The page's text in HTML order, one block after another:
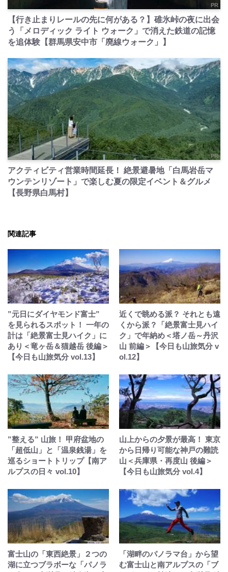
PR
【行き止まりレールの先に何がある？】碓氷峠の夜に出会
う「メロディック ライト ウォーク」で消えた鉄道の記憶
を追体験【群馬県安中市「廃線ウォーク」】
PR
アクティビティ営業時間延長！ 絶景避暑地「白馬岩岳マ
ウンテンリゾート」で楽しむ夏の限定イベント＆グルメ
【長野県白馬村】
関連記事
”元日にダイヤモンド富士”
を見られるスポット！ 一年の
計は「絶景富士見ハイク」に
あり＜竜ヶ岳＆猫越岳 後編＞
【今日も山旅気分 vol.13】
近くで眺める派？ それとも遠
くから派？「絶景富士見ハイ
ク」で年納め＜塔ノ岳～丹沢
山 前編＞【今日も山旅気分 v
ol.12】
”整える” 山旅！ 甲府盆地の
「超低山」と「温泉銭湯」を
巡るショートトリップ【南ア
ルプスの日々 vol.10】
山上からの夕景が最高！ 東京
から日帰り可能な神戸の難読
山＜兵庫県・再度山 後編＞
【今日も山旅気分 vol.4】
富士山の「東西絶景」２つの
湖に立つブラボーな「パノラ
「湖畔のパノラマ台」から望
む富士山と南アルプスの「ブ